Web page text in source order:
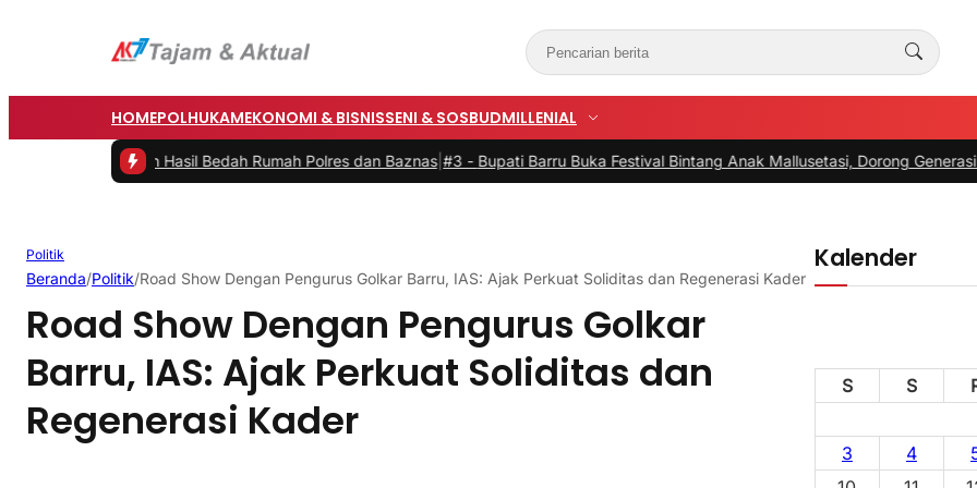
HOMEPOLHUKAMEKONOMI & BISNISSENI & SOSBUDMILLENIAL
Hasil Bedah Rumah Polres dan Baznas|#3 -Bupati Barru Buka Festival Bintang Anak Mallusetasi, Dorong Generasi Kreatif
Politik
Beranda/Politik/Road Show Dengan Pengurus Golkar Barru, IAS: Ajak Perkuat Soliditas dan Regenerasi Kader
Road Show Dengan Pengurus Golkar
Barru, IAS: Ajak Perkuat Soliditas dan
Regenerasi Kader
Kalender
S
S
3
4